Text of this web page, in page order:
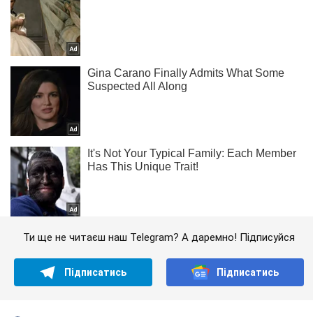
Ти ще не читаєш наш Telegram? А даремно! Підписуйся
Підписатись Підписатись